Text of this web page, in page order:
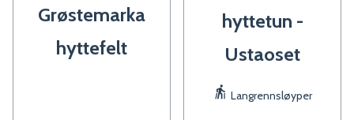
Grøstemarka
hyttefelt
hyttetun -
Ustaoset
Langrennsløyper